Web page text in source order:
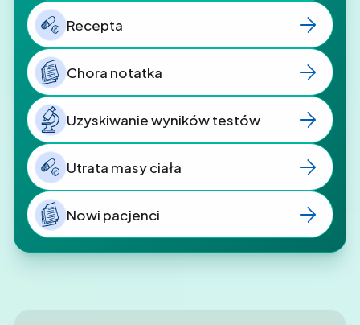
Recepta
Chora notatka
Uzyskiwanie wyników testów
Utrata masy ciała
Nowi pacjenci